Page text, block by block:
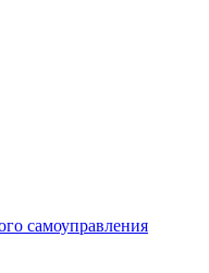
самоуправления